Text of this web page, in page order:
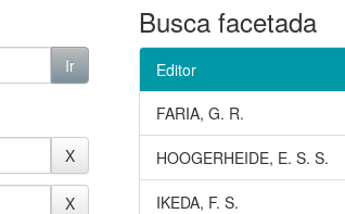
Busca facetada
Editor
FARIA, G. R.
HOOGERHEIDE, E. S. S.
IKEDA, F. S.